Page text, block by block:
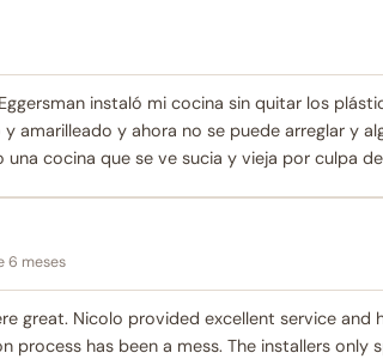
Eggersman instaló mi cocina sin quitar los
amarilleado y ahora no se puede arreglar y
cocina que se ve sucia y vieja por culpa
6 meses
great. Nicolo provided excellent service and
process has been a mess. The installers only